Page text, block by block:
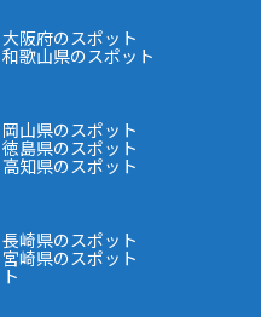
大阪府のスポット
和歌山県のスポット
岡山県のスポット
徳島県のスポット
高知県のスポット
長崎県のスポット
宮崎県のスポット